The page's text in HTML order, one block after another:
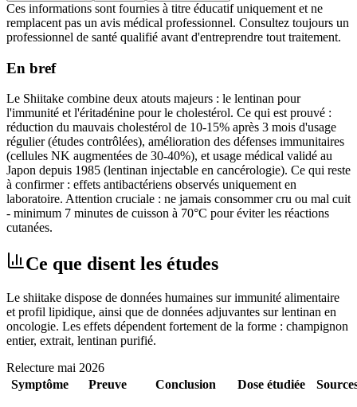
Ces informations sont fournies à titre éducatif uniquement et ne
remplacent pas un avis médical professionnel. Consultez toujours un
professionnel de santé qualifié avant d'entreprendre tout traitement.
En bref
Le Shiitake combine deux atouts majeurs : le lentinan pour
l'immunité et l'éritadénine pour le cholestérol. Ce qui est prouvé :
réduction du mauvais cholestérol de 10-15% après 3 mois d'usage
régulier (études contrôlées), amélioration des défenses immunitaires
(cellules NK augmentées de 30-40%), et usage médical validé au
Japon depuis 1985 (lentinan injectable en cancérologie). Ce qui reste
à confirmer : effets antibactériens observés uniquement en
laboratoire. Attention cruciale : ne jamais consommer cru ou mal cuit
- minimum 7 minutes de cuisson à 70°C pour éviter les réactions
cutanées.
Ce que disent les études
Le shiitake dispose de données humaines sur immunité alimentaire
et profil lipidique, ainsi que de données adjuvantes sur lentinan en
oncologie. Les effets dépendent fortement de la forme : champignon
entier, extrait, lentinan purifié.
Relecture mai 2026
Symptôme
Preuve Conclusion Dose étudiée